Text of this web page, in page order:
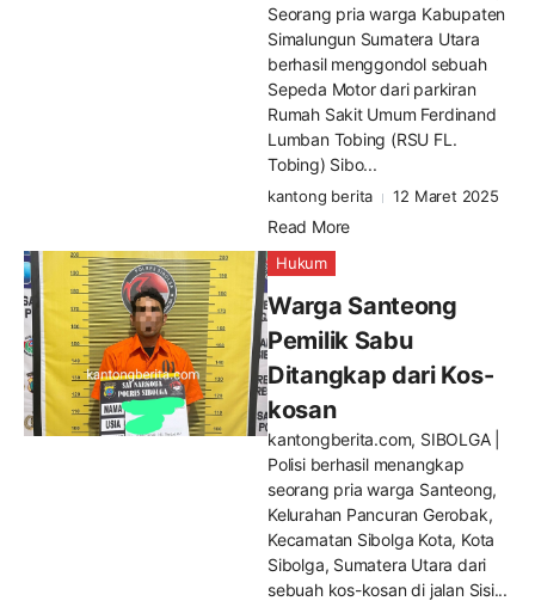
Seorang pria warga Kabupaten
Simalungun Sumatera Utara
berhasil menggondol sebuah
Sepeda Motor dari parkiran
Rumah Sakit Umum Ferdinand
Lumban Tobing (RSU FL.
Tobing) Sibo...
kantong berita 12 Maret 2025
Read More
Hukum
Warga Santeong
Pemilik Sabu
Ditangkap dari Kos-
kosan
kantongberita.com, SIBOLGA |
Polisi berhasil menangkap
seorang pria warga Santeong,
Kelurahan Pancuran Gerobak,
Kecamatan Sibolga Kota, Kota
Sibolga, Sumatera Utara dari
sebuah kos-kosan di jalan Sisi...